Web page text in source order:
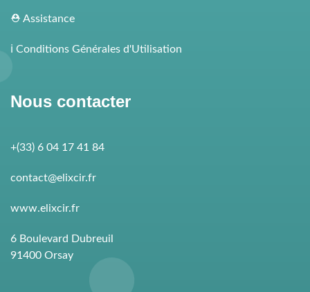
⛑ Assistance
ℹ️ Conditions Générales d'Utilisation
Nous contacter
+(33) 6 04 17 41 84
contact@elixcir.fr
www.elixcir.fr
6 Boulevard Dubreuil
91400 Orsay